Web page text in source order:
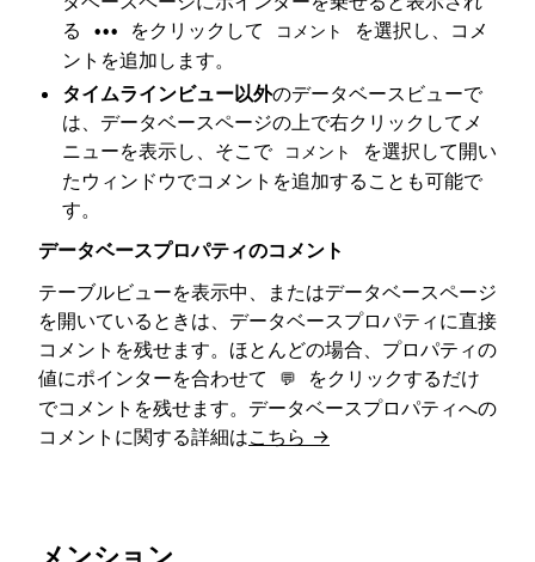
る
••• をクリックして コメント
を選択し、コメ
ントを追加します。
タイムラインビュー以外のデータベースビューで
は、データベースページの上で右クリックしてメ
ニューを表示し、そこで
コメント
を選択して開い
たウィンドウでコメントを追加することも可能で
す。
データベースプロパティのコメント
テーブルビューを表示中、またはデータベースページ
を開いているときは、データベースプロパティに直接
コメントを残せます。ほとんどの場合、プロパティの
値にポインターを合わせて
💬
をクリックするだけ
でコメントを残せます。データベースプロパティへの
コメントに関する詳細はこちら →